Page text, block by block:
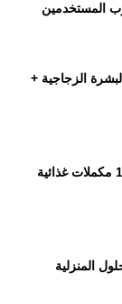
المستخدمين
الزجاجية +
أفضل فيتامينات للسيدات | أهم 10 مكملات غذائية
المنزلية